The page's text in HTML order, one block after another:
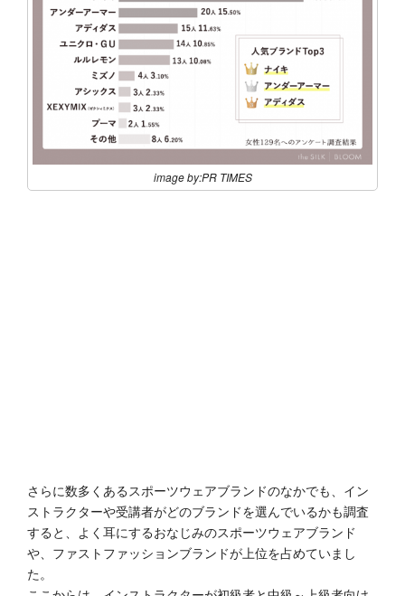
image by:PR TIMES
さらに数多くあるスポーツウェアブランドのなかでも、イン
ストラクターや受講者がどのブランドを選んでいるかも調査
すると、よく耳にするおなじみのスポーツウェアブランド
や、ファストファッションブランドが上位を占めていまし
た。